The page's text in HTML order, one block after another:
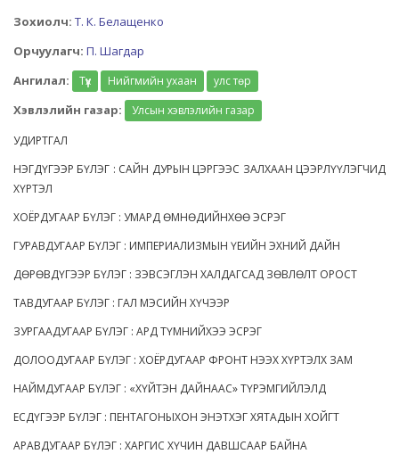
Зохиолч: Т. К. Белащенко
Орчуулагч: П. Шагдар
Ангилал:
Түүх Нийгмийн ухаан улс төр
Хэвлэлийн газар:
Улсын хэвлэлийн газар
УДИРТГАЛ
НЭГДҮГЭЭР БҮЛЭГ : САЙН ДУРЫН ЦЭРГЭЭС ЗАЛХААН ЦЭЭРЛҮҮЛЭГЧИД
ХҮРТЭЛ
ХОЁРДУГААР БҮЛЭГ : УМАРД ӨМНӨДИЙНХӨӨ ЭСРЭГ
ГУРАВДУГААР БҮЛЭГ : ИМПЕРИАЛИЗМЫН ҮЕИЙН ЭХНИЙ ДАЙН
ДӨРӨВДҮГЭЭР БҮЛЭГ : ЗЭВСЭГЛЭН ХАЛДАГСАД ЗӨВЛӨЛТ ОРОСТ
ТАВДУГААР БҮЛЭГ : ГАЛ МЭСИЙН ХҮЧЭЭР
ЗУРГААДУГААР БҮЛЭГ : АРД ТҮМНИЙХЭЭ ЭСРЭГ
ДОЛООДУГААР БҮЛЭГ : ХОЁРДУГААР ФРОНТ НЭЭХ ХҮРТЭЛХ ЗАМ
НАЙМДУГААР БҮЛЭГ : «ХҮЙТЭН ДАЙНААС» ТҮРЭМГИЙЛЭЛД
ЕСДҮГЭЭР БҮЛЭГ : ПЕНТАГОНЫХОН ЭНЭТХЭГ ХЯТАДЫН ХОЙГТ
АРАВДУГААР БҮЛЭГ : ХАРГИС ХҮЧИН ДАВШСААР БАЙНА